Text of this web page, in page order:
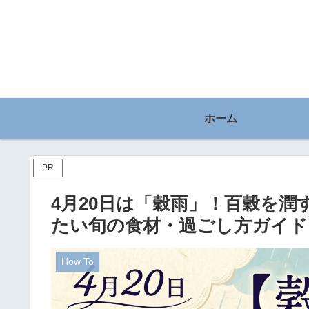
ホーム
PR
4月20日は「穀雨」！百穀を潤
たい旬の食材・過ごし方ガイド
How To